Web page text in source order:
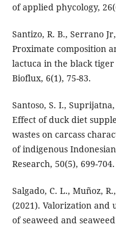
of applied phycology,
Santizo, R. B., Serrano
Proximate composition
lactuca in the black
Bioflux, 6(1), 75-83.
Santoso, S. I.,
Effect of duck diet
wastes on carcass
of indigenous
Research, 50(5), 699-704.
Salgado, C. L., Muñoz,
(2021). Valorization
of seaweed and